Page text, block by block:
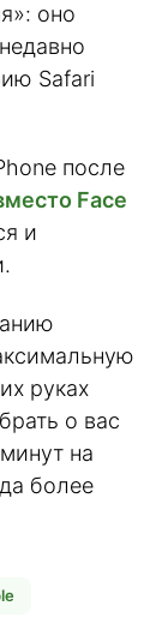
оно
Safari
после
Face
и
руках
о вас
на
более